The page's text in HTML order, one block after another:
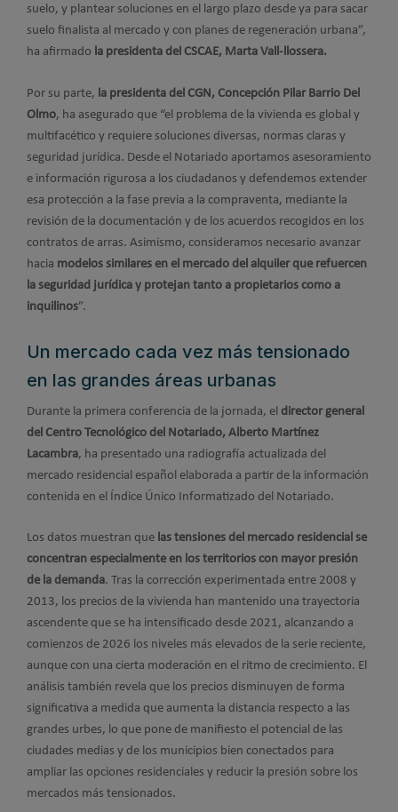
suelo, y plantear soluciones en el largo plazo desde ya para sacar
suelo finalista al mercado y con planes de regeneración urbana”,
ha afirmado la presidenta del CSCAE, Marta Vall-llossera.
Por su parte, la presidenta del CGN, Concepción Pilar Barrio Del
Olmo, ha asegurado que “el problema de la vivienda es global y
multifacético y requiere soluciones diversas, normas claras y
seguridad jurídica. Desde el Notariado aportamos asesoramiento
e información rigurosa a los ciudadanos y defendemos extender
esa protección a la fase previa a la compraventa, mediante la
revisión de la documentación y de los acuerdos recogidos en los
contratos de arras. Asimismo, consideramos necesario avanzar
hacia modelos similares en el mercado del alquiler que refuercen
la seguridad jurídica y protejan tanto a propietarios como a
inquilinos”.
Un mercado cada vez más tensionado
en las grandes áreas urbanas
Durante la primera conferencia de la jornada, el director general
del Centro Tecnológico del Notariado, Alberto Martínez
Lacambra, ha presentado una radiografía actualizada del
mercado residencial español elaborada a partir de la información
contenida en el Índice Único Informatizado del Notariado.
Los datos muestran que las tensiones del mercado residencial se
concentran especialmente en los territorios con mayor presión
de la demanda. Tras la corrección experimentada entre 2008 y
2013, los precios de la vivienda han mantenido una trayectoria
ascendente que se ha intensificado desde 2021, alcanzando a
comienzos de 2026 los niveles más elevados de la serie reciente,
aunque con una cierta moderación en el ritmo de crecimiento. El
análisis también revela que los precios disminuyen de forma
significativa a medida que aumenta la distancia respecto a las
grandes urbes, lo que pone de manifiesto el potencial de las
ciudades medias y de los municipios bien conectados para
ampliar las opciones residenciales y reducir la presión sobre los
mercados más tensionados.